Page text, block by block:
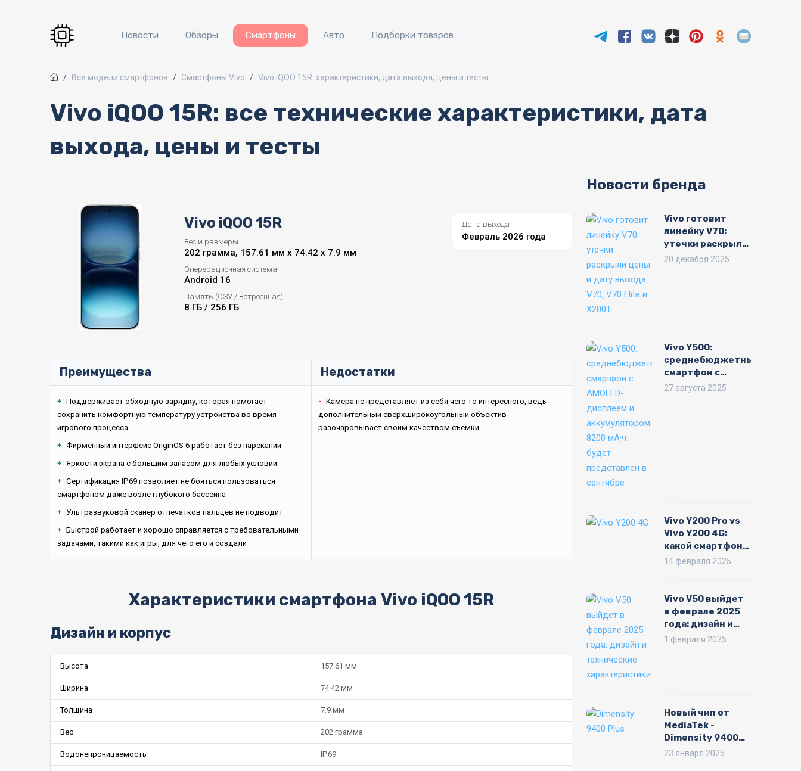
Новости Обзоры Смартфоны Авто Подборки товаров
Все модели смартфонов Смартфоны Vivo Vivo iQOO 15R: характеристики, дата выхода, цены и тесты
Vivo iQOO 15R: все технические характеристики, дата
выхода, цены и тесты
Vivo iQOO 15R
Вес и размеры
202 грамма, 157.61 мм x 74.42 x 7.9 мм
Оперерационная система
Android 16
Память (ОЗУ / Встроенная)
8 ГБ / 256 ГБ
Дата выхода
Февраль 2026 года
Преимущества
+ Поддерживает обходную зарядку, которая помогает
сохранить комфортную температуру устройства во время
игрового процесса
+ Фирменный интерфейс OriginOS 6 работает без нареканий
+ Яркости экрана с большим запасом для любых условий
+ Сертификация IP69 позволяет не бояться пользоваться
смартфоном даже возле глубокого бассейна
+ Ультразвуковой сканер отпечатков пальцев не подводит
+ Быстрой работает и хорошо справляется с требовательными
задачами, такими как игры, для чего его и создали
Недостатки
- Камера не представляет из себя чего то интересного, ведь
дополнительный сверхширокоугольный объектив
разочаровывает своим качеством съемки
Характеристики смартфона Vivo iQOO 15R
Дизайн и корпус
Высота 157.61 мм
Ширина 74.42 мм
Толщина 7.9 мм
Вес 202 грамма
Водонепроницаемость IP69
Новости бренда
Vivo готовит
линейку V70:
утечки раскрыли
цены и дату
20 декабря 2025
Vivo Y500:
среднебюджетный
смартфон с
AMOLED-
27 августа 2025
Vivo Y200 Pro vs
Vivo Y200 4G:
какой смартфон
выбрать?
14 февраля 2025
Vivo V50 выйдет
в феврале 2025
года: дизайн и
технические
1 февраля 2025
Новый чип от
MediaTek -
Dimensity 9400
Plus: список
23 января 2025